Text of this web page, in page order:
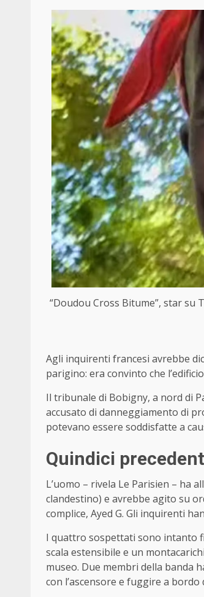
“Doudou Cross Bitume”, star su
Agli inquirenti francesi avrebbe
parigino: era convinto che
Il tribunale di Bobigny, a nord di
accusato di danneggiamento di
potevano essere soddisfatte a
Quindici
L’uomo – rivela Le Parisien – ha
clandestino) e avrebbe agito su
complice, Ayed G. Gli inquirenti
I quattro sospettati sono intanto
scala estensibile e un
museo. Due membri della banda
con l’ascensore e fuggire a